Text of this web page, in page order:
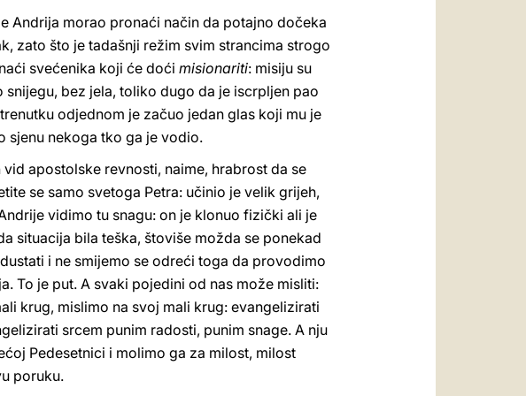
Andrija morao pronaći način da potajno dočeka
zato što je tadašnji režim svim strancima strogo
svećenika koji će doći misionariti: misiju su
bez jela, toliko dugo da je iscrpljen pao
odjednom je začuo jedan glas koji mu je
sjenu nekoga tko ga je vodio.
apostolske revnosti, naime, hrabrost da se
se samo svetoga Petra: učinio je velik grijeh,
vidimo tu snagu: on je klonuo fizički ali je
situacija bila teška, štoviše možda se ponekad
i ne smijemo se odreći toga da provodimo
To je put. A svaki pojedini od nas može misliti:
krug, mislimo na svoj mali krug: evangelizirati
srcem punim radosti, punim snage. A nju
Pedesetnici i molimo ga za milost, milost
poruku.